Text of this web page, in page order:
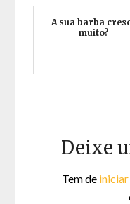
A sua barba
muito?
Deixe
Tem de iniciar